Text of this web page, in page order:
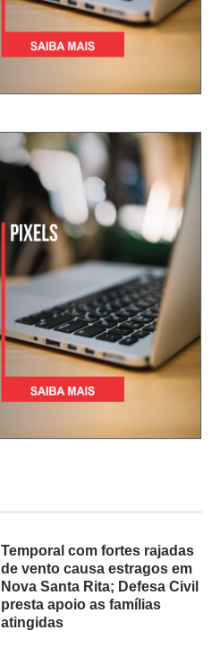
Temporal com fortes rajadas
de vento causa estragos em
Nova Santa Rita; Defesa Civil
presta apoio as famílias
atingidas